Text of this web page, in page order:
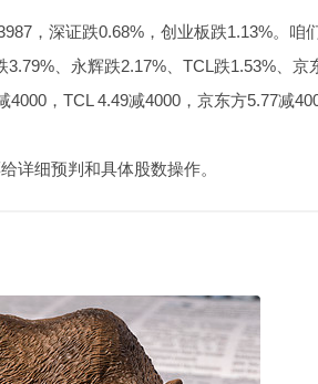
，深证跌0.68%，创业板跌1.13%。咱
、永辉跌2.17%、TCL跌1.53%、京
，TCL 4.49减4000，京东方5.77减
详细预判和具体股数操作。